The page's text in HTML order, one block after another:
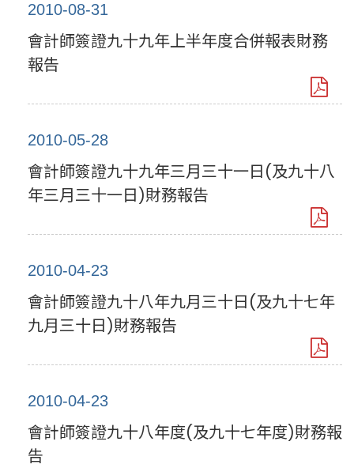
2010-08-31
會計師簽證九十九年上半年度合併報表財務
報告
2010-05-28
會計師簽證九十九年三月三十一日(及九十八
年三月三十一日)財務報告
2010-04-23
會計師簽證九十八年九月三十日(及九十七年
九月三十日)財務報告
2010-04-23
會計師簽證九十八年度(及九十七年度)財務報
告